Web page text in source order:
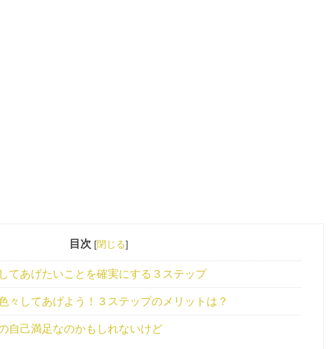
目次 [閉じる]
てあげたいことを確実にする３ステップ
々してあげよう！３ステップのメリットは？
自己満足なのかもしれないけど